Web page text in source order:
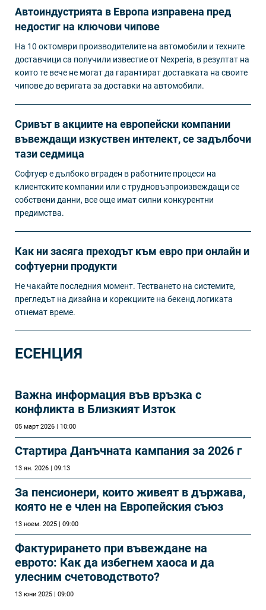
Автоиндустрията в Европа изправена пред
недостиг на ключови чипове
На 10 октомври производителите на автомобили и техните
доставчици са получили известие от Nexperia, в резултат на
които те вече не могат да гарантират доставката на своите
чипове до веригата за доставки на автомобили.
Сривът в акциите на европейски компании
въвеждащи изкуствен интелект, се задълбочи
тази седмица
Софтуер е дълбоко вграден в работните процеси на
клиентските компании или с трудновъзпроизвеждащи се
собствени данни, все още имат силни конкурентни
предимства.
Как ни засяга преходът към евро при онлайн и
софтуерни продукти
Не чакайте последния момент. Тестването на системите,
прегледът на дизайна и корекциите на бекенд логиката
отнемат време.
ЕСЕНЦИЯ
Важна информация във връзка с
конфликта в Близкият Изток
05 март 2026 | 10:00
Стартира Данъчната кампания за 2026 г
13 ян. 2026 | 09:13
За пенсионери, които живеят в държава,
която не е член на Европейския съюз
13 ноем. 2025 | 09:00
Фактурирането при въвеждане на
еврото: Как да избегнем хаоса и да
улесним счетоводството?
13 юни 2025 | 09:00